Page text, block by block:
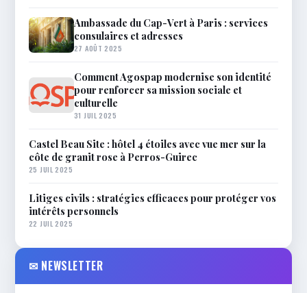
Ambassade du Cap-Vert à Paris : services
consulaires et adresses
27 AOÛT 2025
Comment Agospap modernise son identité
pour renforcer sa mission sociale et
culturelle
31 JUIL 2025
Castel Beau Site : hôtel 4 étoiles avec vue mer sur la
côte de granit rose à Perros-Guirec
25 JUIL 2025
Litiges civils : stratégies efficaces pour protéger vos
intérêts personnels
22 JUIL 2025
✉ NEWSLETTER